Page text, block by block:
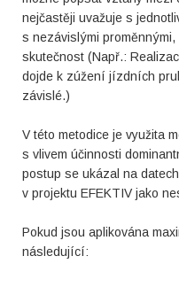
nejčastěji uvažuje s
s nezávislými
skutečnost (Např.:
dojde k zúžení jízdních
závislé.)
V této metodice je využita
s vlivem účinnosti
postup se ukázal na
v projektu EFEKTIV jako
Pokud jsou aplikována
následující: